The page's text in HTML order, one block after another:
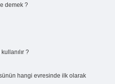
demek ?
?
hangi evresinde ilk olarak